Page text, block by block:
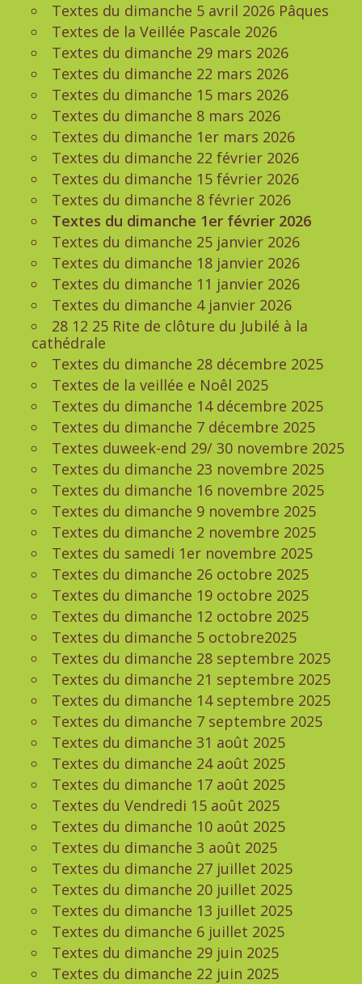
Textes du dimanche 5 avril 2026 Pâques
Textes de la Veillée Pascale 2026
Textes du dimanche 29 mars 2026
Textes du dimanche 22 mars 2026
Textes du dimanche 15 mars 2026
Textes du dimanche 8 mars 2026
Textes du dimanche 1er mars 2026
Textes du dimanche 22 février 2026
Textes du dimanche 15 février 2026
Textes du dimanche 8 février 2026
Textes du dimanche 1er février 2026
Textes du dimanche 25 janvier 2026
Textes du dimanche 18 janvier 2026
Textes du dimanche 11 janvier 2026
Textes du dimanche 4 janvier 2026
28 12 25 Rite de clôture du Jubilé à la
cathédrale
Textes du dimanche 28 décembre 2025
Textes de la veillée e Noêl 2025
Textes du dimanche 14 décembre 2025
Textes du dimanche 7 décembre 2025
Textes duweek-end 29/ 30 novembre 2025
Textes du dimanche 23 novembre 2025
Textes du dimanche 16 novembre 2025
Textes du dimanche 9 novembre 2025
Textes du dimanche 2 novembre 2025
Textes du samedi 1er novembre 2025
Textes du dimanche 26 octobre 2025
Textes du dimanche 19 octobre 2025
Textes du dimanche 12 octobre 2025
Textes du dimanche 5 octobre2025
Textes du dimanche 28 septembre 2025
Textes du dimanche 21 septembre 2025
Textes du dimanche 14 septembre 2025
Textes du dimanche 7 septembre 2025
Textes du dimanche 31 août 2025
Textes du dimanche 24 août 2025
Textes du dimanche 17 août 2025
Textes du Vendredi 15 août 2025
Textes du dimanche 10 août 2025
Textes du dimanche 3 août 2025
Textes du dimanche 27 juillet 2025
Textes du dimanche 20 juillet 2025
Textes du dimanche 13 juillet 2025
Textes du dimanche 6 juillet 2025
Textes du dimanche 29 juin 2025
Textes du dimanche 22 juin 2025